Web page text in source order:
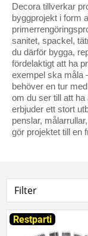
Decora tillverkar
byggprojekt i form
sanitet, spackel,
du därför bygga,
fördelaktigt att ha
exempel ska måla
behöver en tur
om du ser till att
erbjuder ett stort
penslar,
gör projektet till en
Filter
Restparti